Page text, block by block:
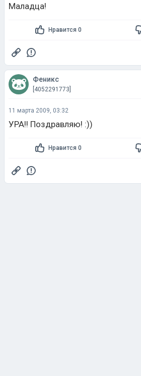
Маладца!
Нравится 0
Феникс
[4052291773]
11 марта 2009, 03:32
УРА!! Поздравляю! :))
Нравится 0